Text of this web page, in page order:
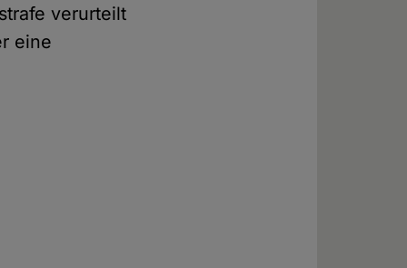
verurteilt
eine